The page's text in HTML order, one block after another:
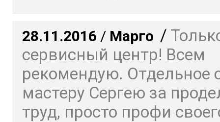
28.11.2016 / Марго /
сервисный центр! Всем
рекомендую. Отдельное
мастеру Сергею за
труд, просто профи